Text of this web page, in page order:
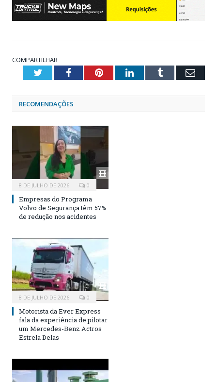
COMPARTILHAR
TwitterFacebookPinterestLinkedInTumblr
RECOMENDAÇÕES
8 DE JULHO DE 2026 0
Empresas do Programa
Volvo de Segurança têm 57%
de redução nos acidentes
8 DE JULHO DE 2026 0
Motorista da Ever Express
fala da experiência de pilotar
um Mercedes-Benz Actros
Estrela Delas